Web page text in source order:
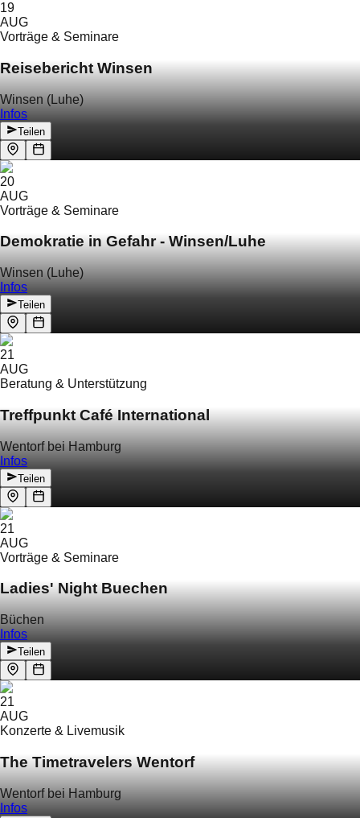
19
AUG
Vorträge & Seminare
Reisebericht Winsen
Winsen (Luhe)
Infos
Teilen
20
AUG
Vorträge & Seminare
Demokratie in Gefahr - Winsen/Luhe
Winsen (Luhe)
Infos
Teilen
21
AUG
Beratung & Unterstützung
Treffpunkt Café International
Wentorf bei Hamburg
Infos
Teilen
21
AUG
Vorträge & Seminare
Ladies' Night Buechen
Büchen
Infos
Teilen
21
AUG
Konzerte & Livemusik
The Timetravelers Wentorf
Wentorf bei Hamburg
Infos